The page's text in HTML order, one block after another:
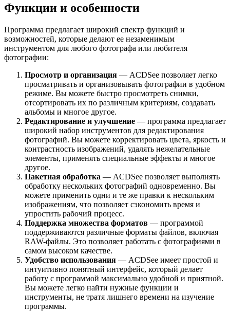
Функции и особенности
Программа предлагает широкий спектр функций и
возможностей, которые делают ее незаменимым
инструментом для любого фотографа или любителя
фотографии:
Просмотр и организация — ACDSee позволяет легко
просматривать и организовывать фотографии в удобном
режиме. Вы можете быстро просмотреть снимки,
отсортировать их по различным критериям, создавать
альбомы и многое другое.
Редактирование и улучшение — программа предлагает
широкий набор инструментов для редактирования
фотографий. Вы можете корректировать цвета, яркость и
контрастность изображений, удалять нежелательные
элементы, применять специальные эффекты и многое
другое.
Пакетная обработка — ACDSee позволяет выполнять
обработку нескольких фотографий одновременно. Вы
можете применить одни и те же правки к нескольким
изображениям, что позволяет сэкономить время и
упростить рабочий процесс.
Поддержка множества форматов — программой
поддерживаются различные форматы файлов, включая
RAW-файлы. Это позволяет работать с фотографиями в
самом высоком качестве.
Удобство использования — ACDSee имеет простой и
интуитивно понятный интерфейс, который делает
работу с программой максимально удобной и приятной.
Вы можете легко найти нужные функции и
инструменты, не тратя лишнего времени на изучение
программы.